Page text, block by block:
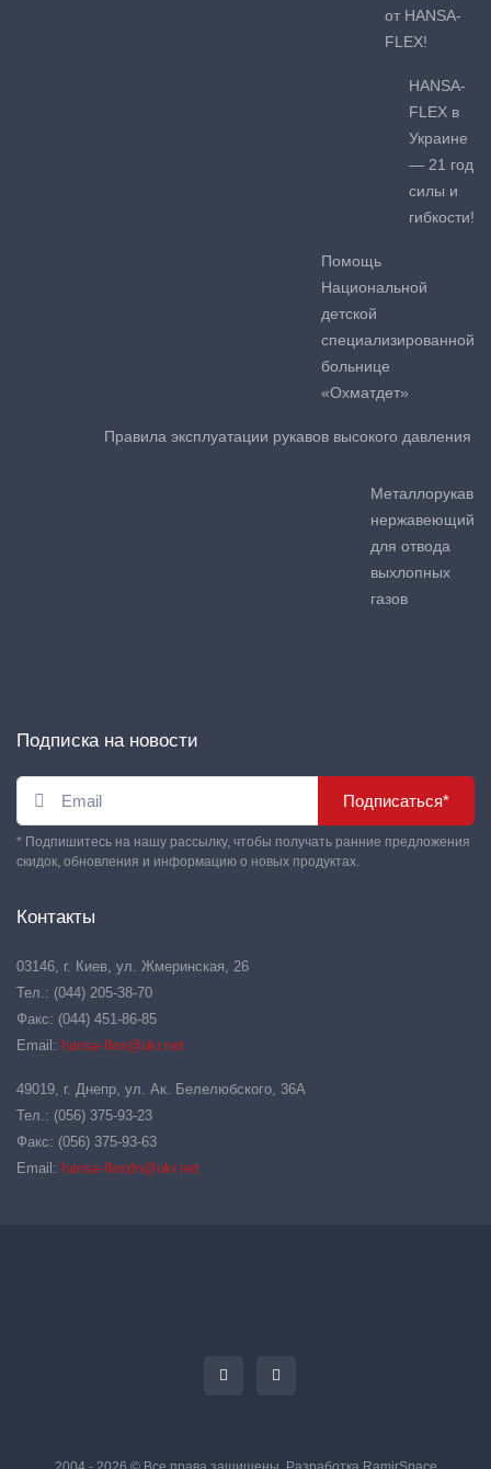
от HANSA-
FLEX!
HANSA-
FLEX в
Украине
— 21 год
силы и
гибкости!
Помощь
Национальной
детской
специализированной
больнице
«Охматдет»
Правила эксплуатации рукавов высокого давления
Металлорукав
нержавеющий
для отвода
выхлопных
газов
Подписка на новости
Подписаться*
* Подпишитесь на нашу рассылку, чтобы получать ранние предложения
скидок, обновления и информацию о новых продуктах.
Контакты
03146, г. Киев, ул. Жмеринская, 26
Тел.: (044) 205-38-70
Факс: (044) 451-86-85
Email: hansa-flex@ukr.net
49019, г. Днепр, ул. Ак. Белелюбского, 36А
Тел.: (056) 375-93-23
Факс: (056) 375-93-63
Email: hansa-flexdn@ukr.net